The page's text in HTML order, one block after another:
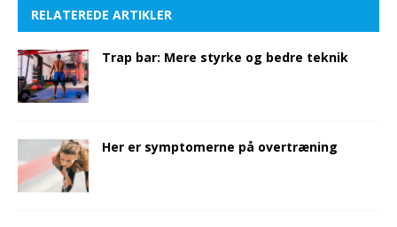
RELATEREDE ARTIKLER
Trap bar: Mere styrke og bedre teknik
Her er symptomerne på overtræning